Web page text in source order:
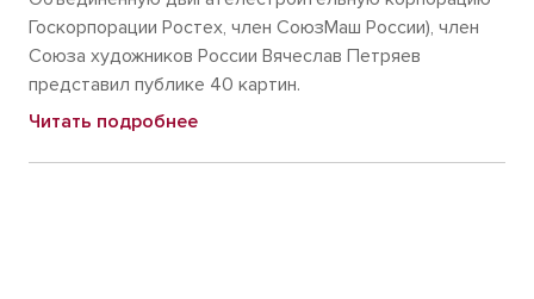
Госкорпорации Ростех, член СоюзМаш России), член
Союза художников России Вячеслав Петряев
представил публике 40 картин.
Читать подробнее